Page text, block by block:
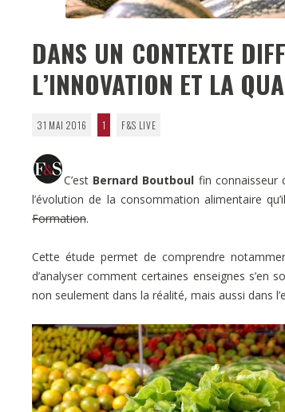
DANS UN CONTEXTE
L’INNOVATION ET LA
31 MAI 2016 1 F&S LIVE
C’est Bernard Boutboul fin connaisseur
l’évolution de la consommation alimentaire
Formation.
Cette étude permet de comprendre
d’analyser comment certaines enseignes
non seulement dans la réalité, mais aussi dans